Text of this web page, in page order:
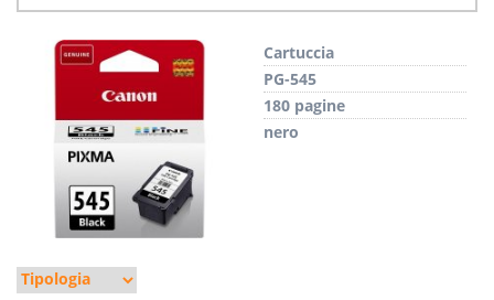
Cartuccia
PG-545
180 pagine
nero